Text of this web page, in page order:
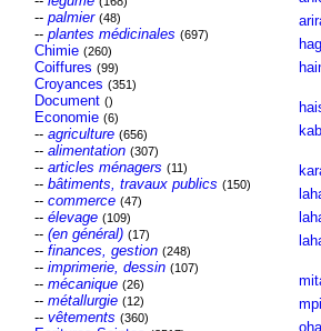
-- palmier (48)
-- plantes médicinales (697)
Chimie (260)
Coiffures (99)
Croyances (351)
Document ()
Economie (6)
-- agriculture (656)
-- alimentation (307)
-- articles ménagers (11)
-- bâtiments, travaux publics (150)
-- commerce (47)
-- élevage (109)
-- (en général) (17)
-- finances, gestion (248)
-- imprimerie, dessin (107)
-- mécanique (26)
-- métallurgie (12)
-- vêtements (360)